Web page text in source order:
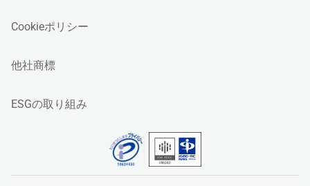
Cookieポリシー
他社商標
ESGの取り組み